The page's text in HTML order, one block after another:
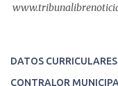
terremotos gemelos
DATOS
CONTRALOR